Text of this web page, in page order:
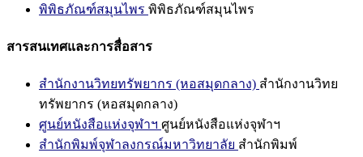
พิพิธภัณฑ์สมุนไพร พิพิธภัณฑ์สมุนไพร
สารสนเทศและการสื่อสาร
สำนักงานวิทยทรัพยากร (หอสมุดกลาง) สำนักงานวิทย
ทรัพยากร (หอสมุดกลาง)
ศูนย์หนังสือแห่งจุฬาฯ ศูนย์หนังสือแห่งจุฬาฯ
สำนักพิมพ์จุฬาลงกรณ์มหาวิทยาลัย สำนักพิมพ์